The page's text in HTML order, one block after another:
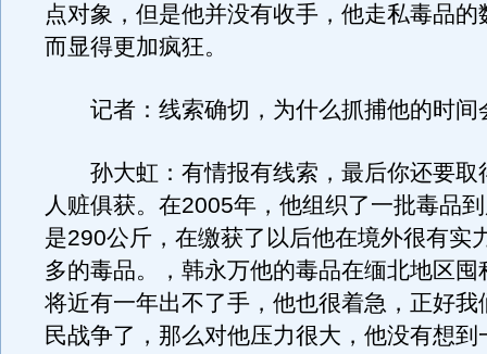
点对象，但是他并没有收手，他走私毒品的
而显得更加疯狂。
记者：线索确切，为什么抓捕他的时间
孙大虹：有情报有线索，最后你还要取
人赃俱获。在2005年，他组织了一批毒品
是290公斤，在缴获了以后他在境外很有实
多的毒品。，韩永万他的毒品在缅北地区囤
将近有一年出不了手，他也很着急，正好我
民战争了，那么对他压力很大，他没有想到